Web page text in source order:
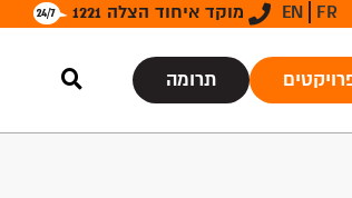
מוקד איחוד הצלה 1221 EN FR
תרומה